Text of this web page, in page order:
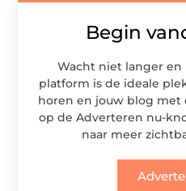
Begin
Wacht niet langer en
platform is de ideale
horen en jouw blog met
op de Adverteren nu-
naar meer